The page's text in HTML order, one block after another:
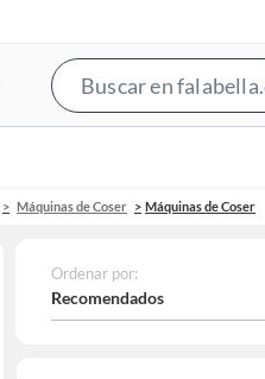
Máquinas de Coser Máquinas de Coser
Ordenar por:
Recomendados